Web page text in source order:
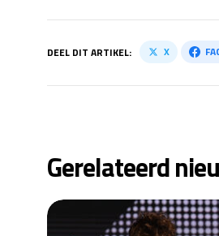
DEEL DIT ARTIKEL: X
Gerelateerd